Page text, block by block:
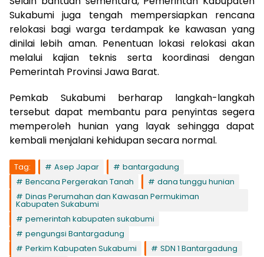
Sukabumi juga tengah mempersiapkan rencana
relokasi bagi warga terdampak ke kawasan yang
dinilai lebih aman. Penentuan lokasi relokasi akan
melalui kajian teknis serta koordinasi dengan
Pemerintah Provinsi Jawa Barat.
Pemkab Sukabumi berharap langkah-langkah
tersebut dapat membantu para penyintas segera
memperoleh hunian yang layak sehingga dapat
kembali menjalani kehidupan secara normal.
Tag: Asep Japar
bantargadung
Bencana Pergerakan Tanah
dana tunggu hunian
Dinas Perumahan dan Kawasan Permukiman
Kabupaten Sukabumi
pemerintah kabupaten sukabumi
pengungsi Bantargadung
Perkim Kabupaten Sukabumi
SDN 1 Bantargadung